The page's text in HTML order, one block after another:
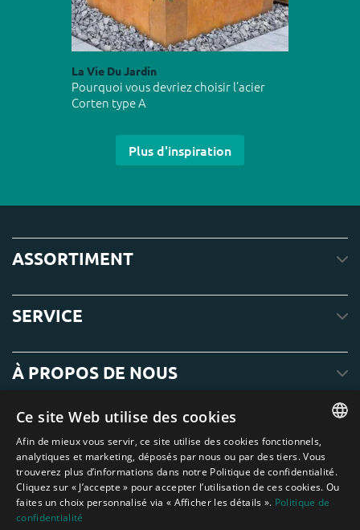
La Vie Du Jardin
Pourquoi vous devriez choisir l’acier
Corten type A
Plus d'inspiration
ASSORTIMENT
SERVICE
À PROPOS DE NOUS
ENGLISH
DUTCH
GERMAN
Ce site Web utilise des cookies
Afin de mieux vous servir, ce site utilise des cookies fonctionnels,
analytiques et marketing, déposés par nous ou par des tiers. Vous
trouverez plus d’informations dans notre Politique de confidentialité.
Cliquez sur « J’accepte » pour accepter l’utilisation de ces cookies. Ou
faites un choix personnalisé via « Afficher les détails ». Politique de
confidentialité